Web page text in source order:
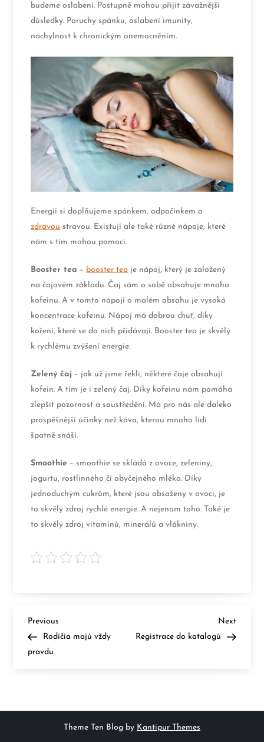
budeme oslabení. Postupně mohou přijít závažnější
důsledky. Poruchy spánku, oslabení imunity,
náchylnost k chronickým onemocněním.
Energii si doplňujeme spánkem, odpočinkem a
zdravou stravou. Existují ale také různé nápoje, které
nám s tím mohou pomoci.
Booster tea – booster tea je nápoj, který je založený
na čajovém základu. Čaj sám o sobě obsahuje mnoho
kofeinu. A v tomto nápoji o malém obsahu je vysoká
koncentrace kofeinu. Nápoj má dobrou chuť, díky
koření, které se do nich přidávají. Booster tea je skvělý
k rychlému zvýšení energie.
Zelený čaj – jak už jsme řekli, některé čaje obsahují
kofein. A tím je i zelený čaj. Díky kofeinu nám pomáhá
zlepšit pozornost a soustředění. Má pro nás ale daleko
prospěšnější účinky než káva, kterou mnoho lidí
špatně snáší.
Smoothie – smoothie se skládá z ovoce, zeleniny,
jogurtu, rostlinného či obyčejného mléka. Díky
jednoduchým cukrům, které jsou obsaženy v ovoci, je
to skvělý zdroj rychlé energie. A nejenom toho. Také je
to skvělý zdroj vitamínů, minerálů a vlákniny.
N
a
Previous
Post
Previous
Rodičia majú vždy
pravdu
Next
Post
Next
Registrace do katalogů
Theme Ten Blog by Kantipur Themes